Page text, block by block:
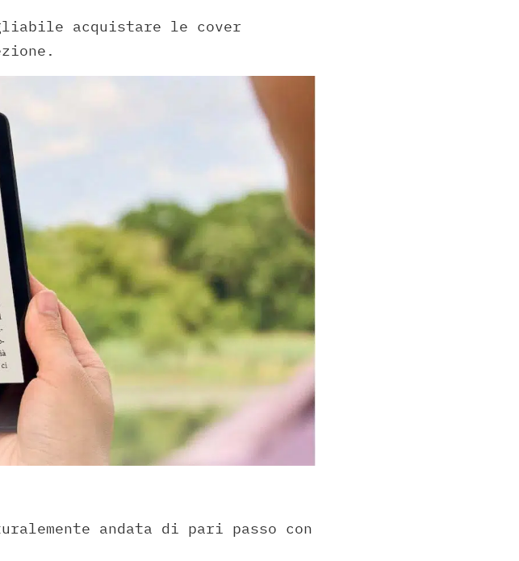
acquistare le cover
andata di pari passo con